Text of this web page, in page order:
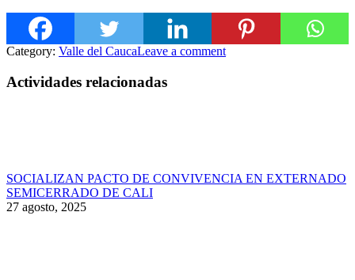
Category: Valle del CaucaLeave a comment
Actividades relacionadas
SOCIALIZAN PACTO DE CONVIVENCIA EN EXTERNADO
SEMICERRADO DE CALI
27 agosto, 2025